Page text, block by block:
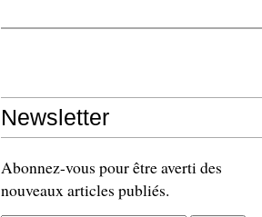
Newsletter
Abonnez-vous pour être averti des
nouveaux articles publiés.